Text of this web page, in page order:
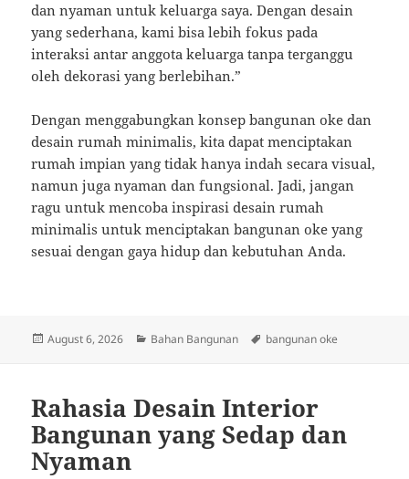
dan nyaman untuk keluarga saya. Dengan desain
yang sederhana, kami bisa lebih fokus pada
interaksi antar anggota keluarga tanpa terganggu
oleh dekorasi yang berlebihan.”
Dengan menggabungkan konsep bangunan oke dan
desain rumah minimalis, kita dapat menciptakan
rumah impian yang tidak hanya indah secara visual,
namun juga nyaman dan fungsional. Jadi, jangan
ragu untuk mencoba inspirasi desain rumah
minimalis untuk menciptakan bangunan oke yang
sesuai dengan gaya hidup dan kebutuhan Anda.
Posted
August 6, 2026 Categories
Bahan Bangunan Tags
bangunan oke
Rahasia Desain Interior
Bangunan yang Sedap dan
Nyaman